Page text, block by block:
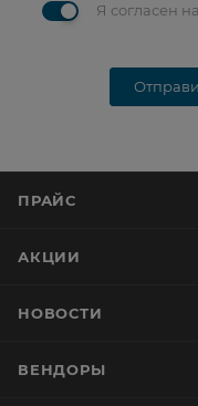
Я согласен на
ПРАЙС
АКЦИИ
НОВОСТИ
ВЕНДОРЫ